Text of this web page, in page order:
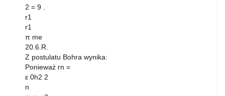
2 = 9 .
r1
r1
π me
20.6.R.
Z postulatu Bohra wynika:
Ponieważ rn =
ε 0h2 2
n